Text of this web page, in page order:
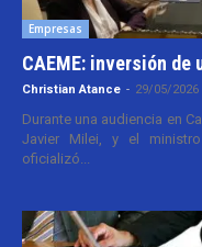
Empresas
CAEME: inversión de
Christian Atance - 29/05/2026
Durante una audiencia en
Javier Milei, y el
oficializó...